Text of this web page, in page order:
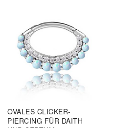
OVALES CLICKER-
PIERCING FÜR DAITH